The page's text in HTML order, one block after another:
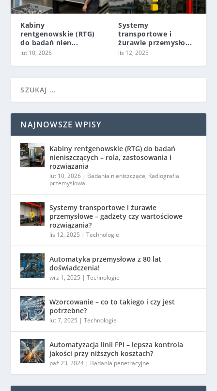
Kabiny
rentgenowskie (RTG)
do badań nien...
lut 10, 2026
Systemy
transportowe i
żurawie przemysło...
lis 12, 2025
NAJNOWSZE WPISY
Kabiny rentgenowskie (RTG) do badań
nieniszczących – rola, zastosowania i
rozwiązania
lut 10, 2026 | Badania nieniszczące, Radiografia
przemysłowa
Systemy transportowe i żurawie
przemysłowe – gadżety czy wartościowe
rozwiązania?
lis 12, 2025 |Technologie
Automatyka przemysłowa z 80 lat
doświadczenia!
wrz 1, 2025 |Technologie
Wzorcowanie – co to takiego i czy jest
potrzebne?
lut 7, 2025 |Technologie
Automatyzacja linii FPI – lepsza kontrola
jakości przy niższych kosztach?
paź 23, 2024 | Badania penetracyjne